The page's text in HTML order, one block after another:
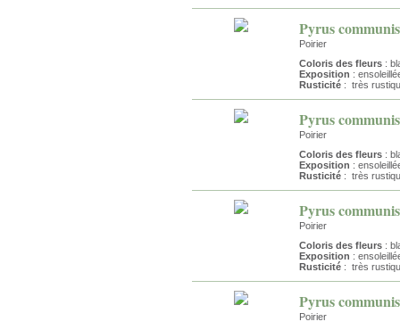
Pyrus
Poirier
Coloris des fleurs :
Exposition :
Rusticité : très
Pyrus
Poirier
Coloris des fleurs :
Exposition :
Rusticité : très
Pyrus
Poirier
Coloris des fleurs :
Exposition :
Rusticité : très
Pyrus
Poirier